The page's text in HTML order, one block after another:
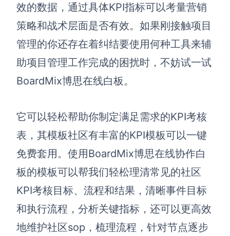
效的数据，通过具体KPI指标可以考量营销
策略和战术层面是否有效。 如果刚接触项目
管理的你还存在着纠结要使用何种工具来辅
助项目管理工作完成的困扰时，不妨试一试
BoardMix博思在线白板。
它可以轻松帮助你制定满足需求的KPI考核
表，其模板社区有丰富的KPI模板可以一键
免费套用。使用BoardMix博思在线协作白
板的模板可以帮我们轻松理清常见的社区
KPI考核目标、流程和结果，清晰事件目标
和执行流程，分析关键指标，还可以更高效
地维护社区sop，梳理流程，针对节点逐步